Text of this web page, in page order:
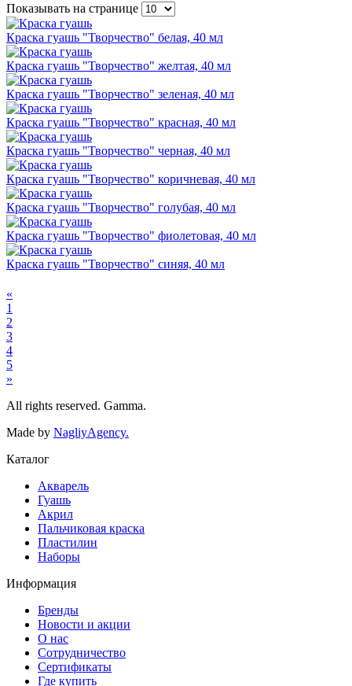
Показывать на странице
Краска гуашь "Творчество" белая, 40 мл
Краска гуашь "Творчество" желтая, 40 мл
Краска гуашь "Творчество" зеленая, 40 мл
Краска гуашь "Творчество" красная, 40 мл
Краска гуашь "Творчество" черная, 40 мл
Краска гуашь "Творчество" коричневая, 40 мл
Краска гуашь "Творчество" голубая, 40 мл
Краска гуашь "Творчество" фиолетовая, 40 мл
Краска гуашь "Творчество" синяя, 40 мл
«
1
2
3
4
5
»
All rights reserved. Gamma.
Made by NagliyAgency.
Каталог
Акварель
Гуашь
Акрил
Пальчиковая краска
Пластилин
Наборы
Информация
Бренды
Новости и акции
О нас
Сотрудничество
Сертификаты
Где купить